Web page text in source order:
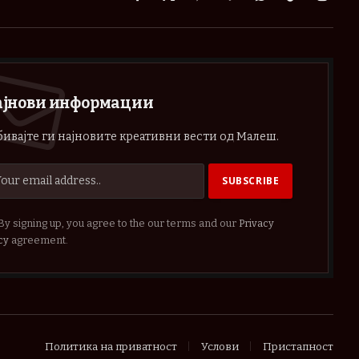
информации
ги најновите креативни вести од Малеш.
signing up, you agree to the our terms and our Privacy
agreement.
Политика на приватност Услови Пристапност